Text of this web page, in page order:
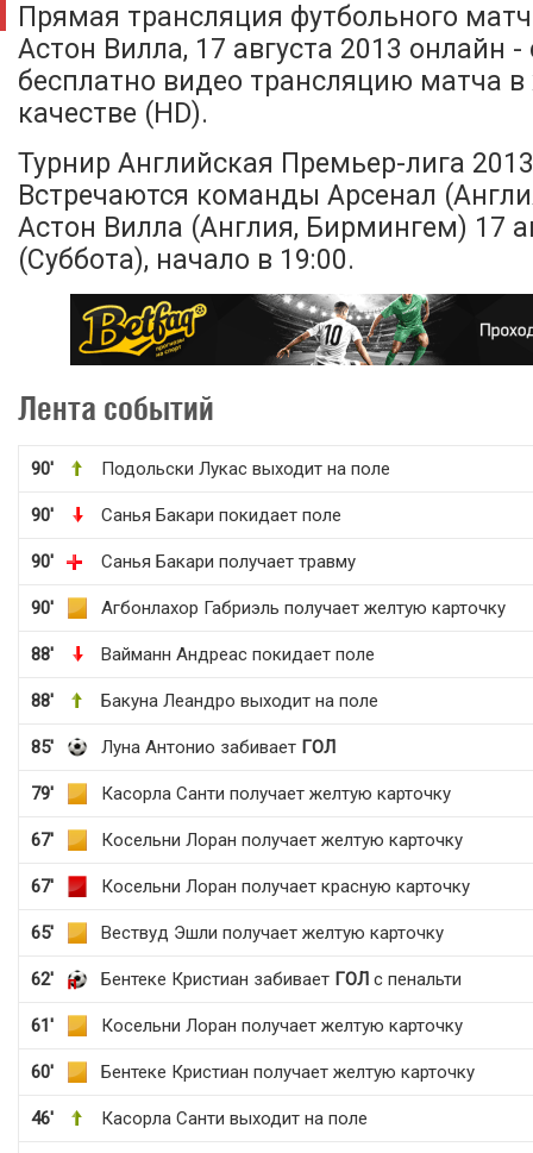
Прямая трансляция футбольного
Астон Вилла, 17 августа 2013 онлайн -
бесплатно видео трансляцию матча
качестве (HD).
Турнир Английская Премьер-лига
Встречаются команды Арсенал
Астон Вилла (Англия, Бирмингем) 17
(Суббота), начало в 19:00.
Лента событий
90' Подольски Лукас выходит на поле
90' Санья Бакари покидает поле
90' Санья Бакари получает травму
90' Агбонлахор Габриэль получает желтую карточку
88' Вайманн Андреас покидает поле
88' Бакуна Леандро выходит на поле
85' Луна Антонио забивает ГОЛ
79' Касорла Санти получает желтую карточку
67' Косельни Лоран получает желтую карточку
67' Косельни Лоран получает красную карточку
65' Вествуд Эшли получает желтую карточку
62' Бентеке Кристиан забивает ГОЛ с пенальти
61' Косельни Лоран получает желтую карточку
60' Бентеке Кристиан получает желтую карточку
46' Касорла Санти выходит на поле